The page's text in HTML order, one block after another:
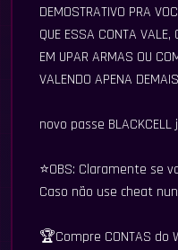
DEMOSTRATIVO PRA
QUE ESSA CONTA VALE,
EM UPAR ARMAS OU
VALENDO APENA
novo passe
⭐OBS: Claramente se
Caso não use cheat
🏆Compre CONTAS do